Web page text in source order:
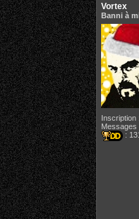
Vortex
Banni à
Inscription
Messages
: